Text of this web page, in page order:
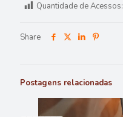
Quantidade de Acessos:
Share
Postagens relacionadas